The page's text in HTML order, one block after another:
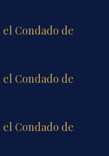
Condado de
Condado de
Condado de